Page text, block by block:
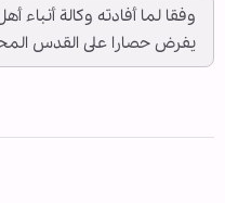
وفقا لما أفادته وكالة أنباء
يفرض حصارا على القدس